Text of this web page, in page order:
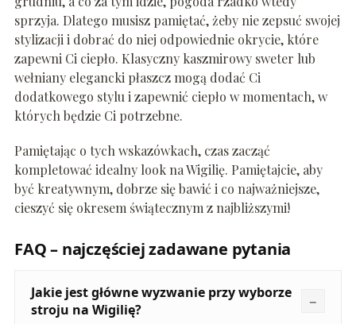
sprzyja. Dlatego musisz pamiętać, żeby nie zepsuć swojej
stylizacji i dobrać do niej odpowiednie okrycie, które
zapewni Ci ciepło. Klasyczny kaszmirowy sweter lub
wełniany elegancki płaszcz mogą dodać Ci
dodatkowego stylu i zapewnić ciepło w momentach, w
których będzie Ci potrzebne.
Pamiętając o tych wskazówkach, czas zacząć
kompletować idealny look na Wigilię. Pamiętajcie, aby
być kreatywnym, dobrze się bawić i co najważniejsze,
cieszyć się okresem świątecznym z najbliższymi!
FAQ – najczęściej zadawane pytania
Jakie jest główne wyzwanie przy wyborze
stroju na Wigilię?